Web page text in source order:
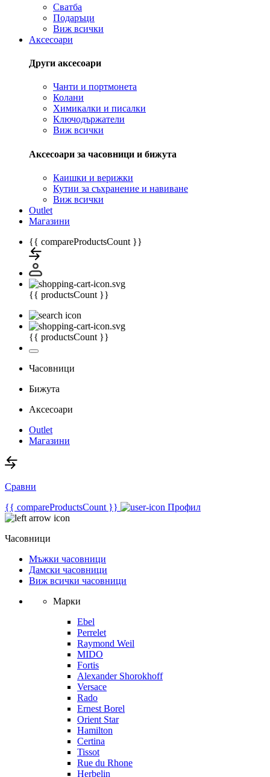
Сватба
Подаръци
Виж всички
Аксесоари
Други аксесоари
Чанти и портмонета
Колани
Химикалки и писалки
Ключодържатели
Виж всички
Аксесоари за часовници и бижута
Каишки и верижки
Кутии за съхранение и навиване
Виж всички
Outlet
Магазини
{{ compareProductsCount }}
{{ productsCount }}
{{ productsCount }}
Часовници
Бижута
Аксесоари
Outlet
Магазини
Сравни
{{ compareProductsCount }}
Профил
Часовници
Мъжки часовници
Дамски часовници
Виж всички часовници
Марки
Ebel
Perrelet
Raymond Weil
MIDO
Fortis
Alexander Shorokhoff
Versace
Rado
Ernest Borel
Orient Star
Hamilton
Certina
Tissot
Rue du Rhone
Herbelin